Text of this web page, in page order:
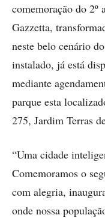
comemoração do 2º
Gazzetta,
neste belo cenário
instalado, já está
mediante
parque esta
275, Jardim Terras
“Uma cidade
Comemoramos o
com alegria,
onde nossa